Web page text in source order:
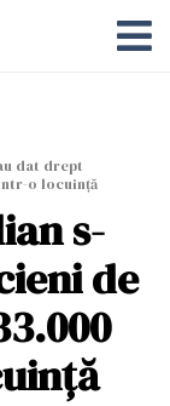
dat drept
o locuință
s-
de